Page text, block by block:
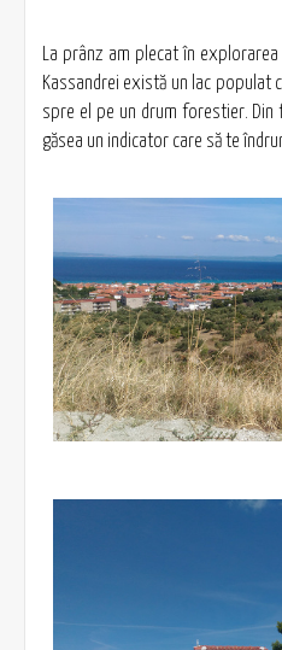
La prânz am plecat în
Kassandrei există un lac populat
spre el pe un drum forestier.
găsea un indicator care să te